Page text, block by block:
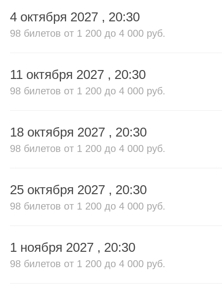
4 октября 2027 , 20:30
98 билетов от 1 200 до 4 000 руб.
11 октября 2027 , 20:30
98 билетов от 1 200 до 4 000 руб.
18 октября 2027 , 20:30
98 билетов от 1 200 до 4 000 руб.
25 октября 2027 , 20:30
98 билетов от 1 200 до 4 000 руб.
1 ноября 2027 , 20:30
98 билетов от 1 200 до 4 000 руб.